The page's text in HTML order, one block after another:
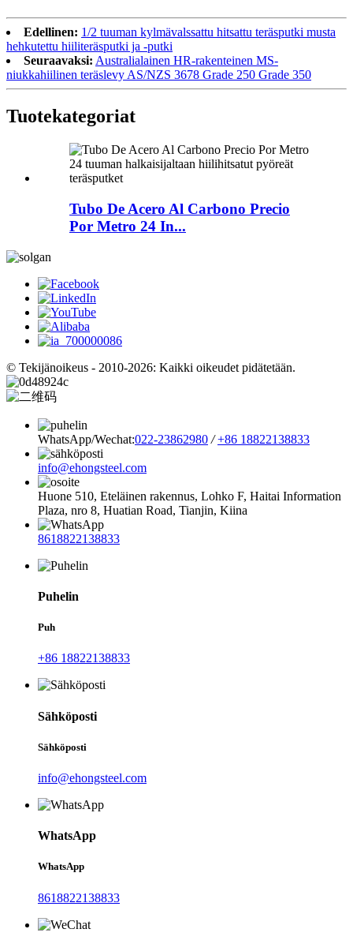
Edellinen: 1/2 tuuman kylmävalssattu hitsattu teräsputki musta
hehkutettu hiiliteräsputki ja -putki
Seuraavaksi: Australialainen HR-rakenteinen MS-
niukkahiilinen teräslevy AS/NZS 3678 Grade 250 Grade 350
Tuotekategoriat
Tubo De Acero Al Carbono Precio
Por Metro 24 In...
© Tekijänoikeus - 2010-2026: Kaikki oikeudet pidätetään.
WhatsApp/Wechat:022-23862980 / +86 18822138833
info@ehongsteel.com
Huone 510, Eteläinen rakennus, Lohko F, ​​Haitai Information
Plaza, nro 8, Huatian Road, Tianjin, Kiina
8618822138833
Puhelin
Puh
+86 18822138833
Sähköposti
Sähköposti
info@ehongsteel.com
WhatsApp
WhatsApp
8618822138833